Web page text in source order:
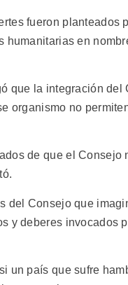
fueron
humanitarias en
que la integración
organismo no
de que el
del Consejo que
y deberes invocados
un país que sufre